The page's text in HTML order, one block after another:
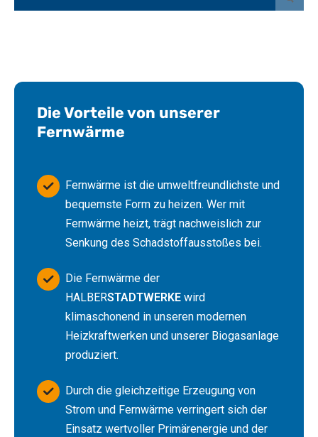
Die Vorteile von unserer
Fernwärme
Fernwärme ist die umweltfreundlichste und
bequemste Form zu heizen. Wer mit
Fernwärme heizt, trägt nachweislich zur
Senkung des Schadstoffausstoßes bei.
Die Fernwärme der
HALBERSTADTWERKE wird
klimaschonend in unseren modernen
Heizkraftwerken und unserer Biogasanlage
produziert.
Durch die gleichzeitige Erzeugung von
Strom und Fernwärme verringert sich der
Einsatz wertvoller Primärenergie und der